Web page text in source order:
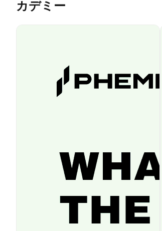
カデミー